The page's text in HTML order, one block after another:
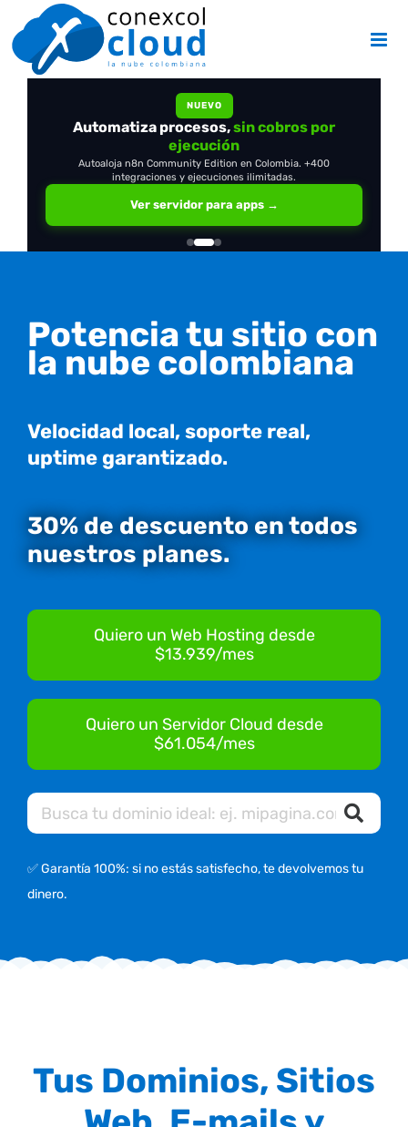
to
content
en tu propio servidor
NUEVO
Automatiza procesos,sin cobros por
ejecución
Autoaloja n8n Community Edition en Colombia. +400
integraciones y ejecuciones ilimitadas.
Ver servidor para apps →
OpenClaw
Potencia tu sitio con
la nube colombiana
Velocidad local, soporte real,
uptime garantizado.
30% de descuento en todos
nuestros planes.
Quiero un Web Hosting desde
$13.939/mes
Quiero un Servidor Cloud desde
$61.054/mes
✅ Garantía 100%: si no estás satisfecho, te devolvemos tu
dinero.
Tus Dominios, Sitios